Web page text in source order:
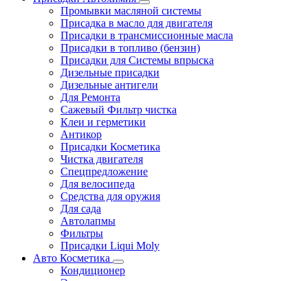
Промывки масляной системы
Присадка в масло для двигателя
Присадки в трансмиссионные масла
Присадки в топливо (бензин)
Присадки для Системы впрыска
Дизельные присадки
Дизельные антигели
Для Ремонта
Сажевый Фильтр чистка
Клеи и герметики
Антикор
Присадки Косметика
Чистка двигателя
Спецпредложение
Для велосипеда
Средства для оружия
Для сада
Автолапмы
Фильтры
Присадки Liqui Moly
Авто Косметика
Кондиционер